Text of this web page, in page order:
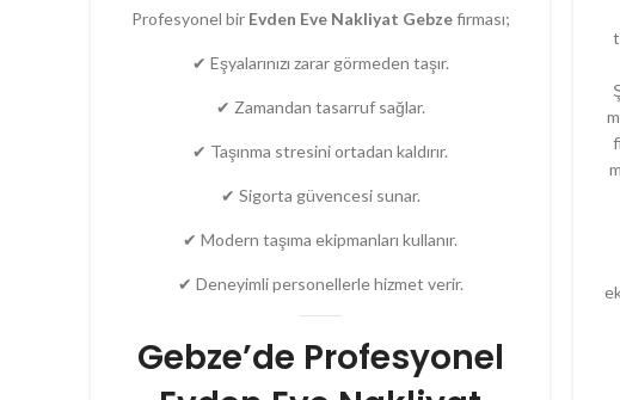
Profesyonel bir Evden Eve Nakliyat Gebzefirması;
✔ Eşyalarınızı zarar görmeden taşır.
✔ Zamandan tasarruf sağlar.
✔ Taşınma stresini ortadan kaldırır.
✔ Sigorta güvencesi sunar.
✔ Modern taşıma ekipmanları kullanır.
✔ Deneyimli personellerle hizmet verir.
Gebze’de Profesyonel